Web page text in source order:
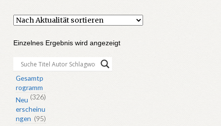
Einzelnes Ergebnis wird angezeigt
Gesamtp
rogramm
(326)
Neu
erscheinu
ngen (95)